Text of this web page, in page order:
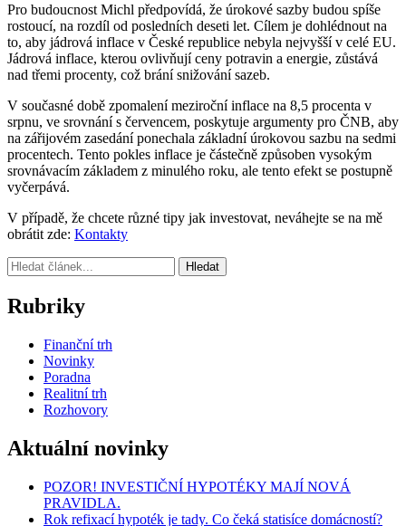
Pro budoucnost Michl předpovídá, že úrokové sazby budou spíše
rostoucí, na rozdíl od posledních deseti let. Cílem je dohlédnout na
to, aby jádrová inflace v České republice nebyla nejvyšší v celé EU.
Jádrová inflace, kterou ovlivňují ceny potravin a energie, zůstává
nad třemi procenty, což brání snižování sazeb.
V současné době zpomalení meziroční inflace na 8,5 procenta v
srpnu, ve srovnání s červencem, poskytuje argumenty pro ČNB, aby
na zářijovém zasedání ponechala základní úrokovou sazbu na sedmi
procentech. Tento pokles inflace je částečně způsoben vysokým
srovnávacím základem z minulého roku, ale tento efekt se postupně
vyčerpává.
V případě, že chcete různé tipy jak investovat, neváhejte se na mě
obrátit zde: Kontakty
Hledat
Rubriky
Finanční trh
Novinky
Poradna
Realitní trh
Rozhovory
Aktuální novinky
POZOR! INVESTIČNÍ HYPOTÉKY MAJÍ NOVÁ
PRAVIDLA.
Rok refixací hypoték je tady. Co čeká statisíce domácností?